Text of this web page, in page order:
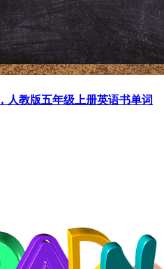
人教版五年级上册英语书单词